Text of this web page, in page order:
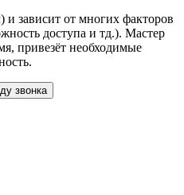
и зависит от многих факторов
доступа и тд.). Мастер
привезёт необходимые
звонка